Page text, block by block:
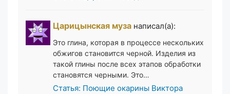
Царицынская муза написал(а):
Это глина, которая в процессе нескольких
обжигов становится черной. Изделия из
такой глины после всех этапов обработки
становятся черными. Это…
Статья: Поющие окарины Виктора